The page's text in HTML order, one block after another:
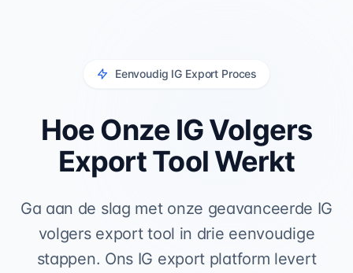
Eenvoudig IG Export Proces
Hoe Onze IG Volgers
Export Tool Werkt
Ga aan de slag met onze geavanceerde IG
volgers export tool in drie eenvoudige
stappen. Ons IG export platform levert